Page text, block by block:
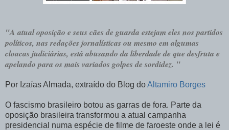
"A atual oposição e seus cães de guarda estejam eles nos partidos
políticos, nas redações jornalísticas ou mesmo em algumas
cloacas judiciárias, está abusando da liberdade de que desfruta e
apelando para os mais variados golpes de sordidez. "
Por Izaías Almada, extraído do Blog doAltamiro Borges
O fascismo brasileiro botou as garras de fora. Parte da
oposição brasileira transformou a atual campanha
presidencial numa espécie de filme de faroeste onde a lei é